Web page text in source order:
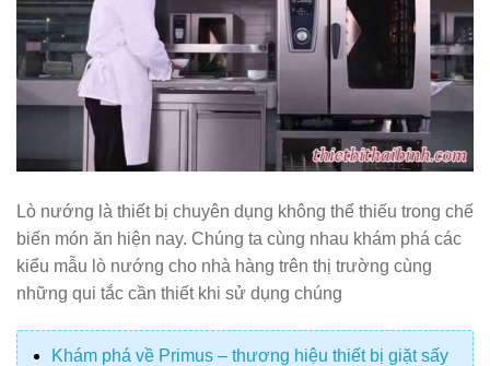
Lò nướng là thiết bị chuyên dụng không thể thiếu trong chế
biến món ăn hiện nay. Chúng ta cùng nhau khám phá các
kiểu mẫu lò nướng cho nhà hàng trên thị trường cùng
những qui tắc cần thiết khi sử dụng chúng
Khám phá về Primus – thương hiệu thiết bị giặt sấy